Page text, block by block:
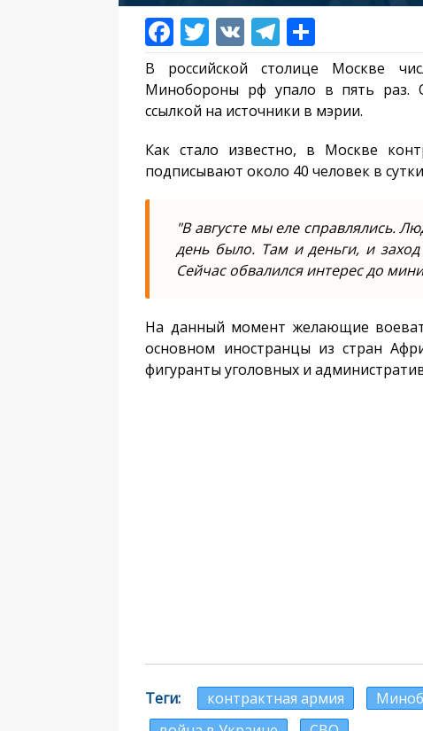
В российской столице Москве
Минобороны рф упало в пять раз.
ссылкой на источники в мэрии.
Как стало известно, в Москве
подписывают около 40 человек в
"В августе мы еле справлялись.
день было. Там и деньги, и
Сейчас обвалился интерес до
На данный момент желающие
основном иностранцы из стран
фигуранты уголовных и
Теги контрактная армия